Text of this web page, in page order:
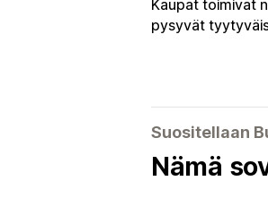
Kaupat toimivat
pysyvät
Suositellaan
Nämä